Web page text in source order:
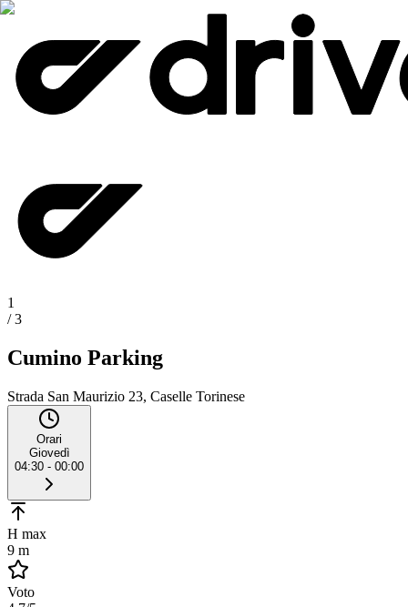
1
/3
Cumino Parking
Strada San Maurizio 23, Caselle Torinese
Orari
Giovedì
04:30 - 00:00
H max
9 m
Voto